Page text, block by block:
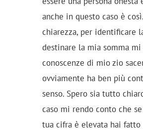
anche in questo caso è
chiarezza, per identificare
destinare la mia somma
conoscenze di mio zio
ovviamente ha ben più
senso. Spero sia tutto
caso mi rendo conto che
tua cifra è elevata hai fatto